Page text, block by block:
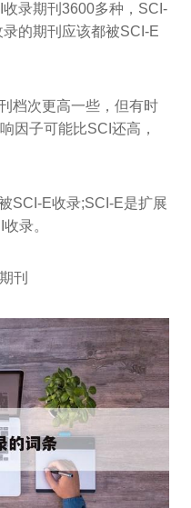
录期刊3600多种，SCI-
的期刊应该都被SCI-E
档次更高一些，但有时
因子可能比SCI还高，
SCI-E收录;SCI-E是扩展
录。
刊